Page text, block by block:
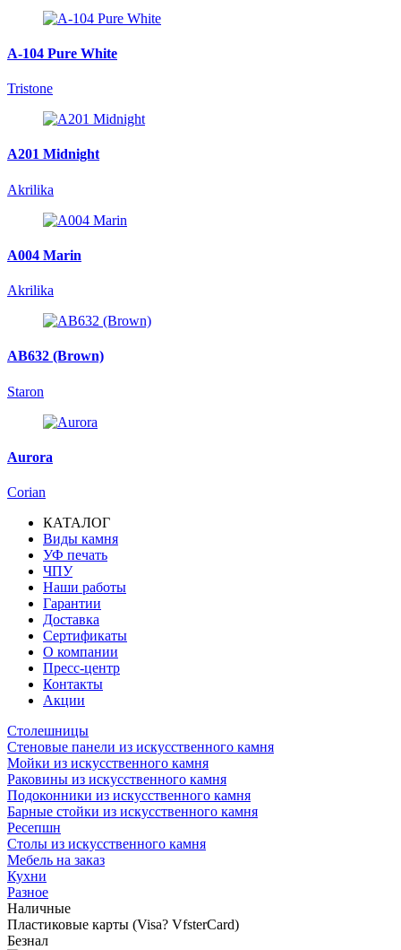
A-104 Pure White
Tristone
A201 Midnight
Akrilika
A004 Marin
Akrilika
AB632 (Brown)
Staron
Aurora
Corian
Основная
навигация
КАТАЛОГ
Виды камня
УФ печать
ЧПУ
Наши работы
Гарантии
Доставка
Сертификаты
О компании
Пресс-центр
Контакты
Акции
Столешницы
Стеновые панели из искусственного камня
Мойки из искусственного камня
Раковины из искусственного камня
Подоконники из искусственного камня
Барные стойки из искусственного камня
Ресепшн
Cтолы из искусственного камня
Мебель на заказ
Кухни
Разное
Наличные
Пластиковые карты (Visa? VfsterCard)
Безнал